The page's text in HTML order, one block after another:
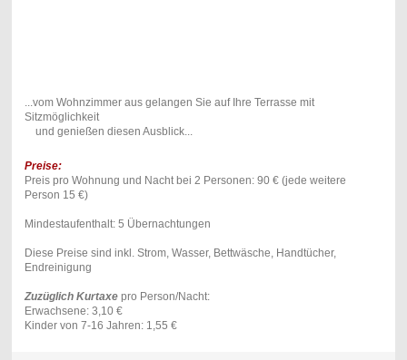
...vom Wohnzimmer aus gelangen Sie auf Ihre Terrasse mit
Sitzmöglichkeit
und genießen diesen Ausblick...
Preise:
Preis pro Wohnung und Nacht bei 2 Personen: 90 € (jede weitere
Person 15 €)
Mindestaufenthalt: 5 Übernachtungen
Diese Preise sind inkl. Strom, Wasser, Bettwäsche, Handtücher,
Endreinigung
Zuzüglich Kurtaxepro Person/Nacht:
Erwachsene: 3,10 €
Kinder von 7-16 Jahren: 1,55 €